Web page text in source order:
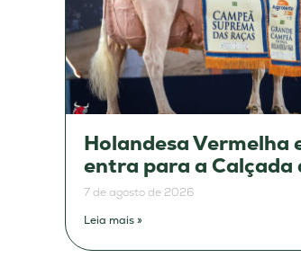
Holandesa Vermelha
entra para a Calçada
7 de agosto de 2026
Leia mais »